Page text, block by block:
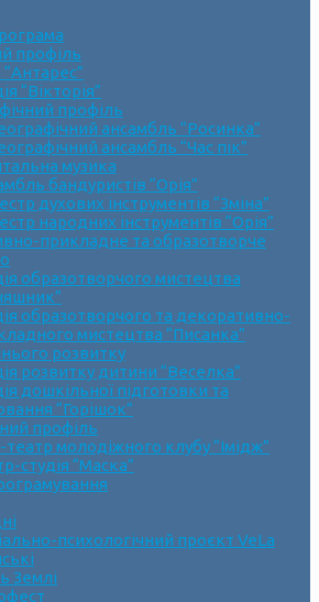
профіль
“Вікторія”
профіль
ансамбль “Росинка”
ансамбль “Час пік”
музика
бандуристів “Орія”
духових інструментів “Зміна”
народних інструментів “Орія”
прикладне та образотворче
образотворчого мистецтва
образотворчого та декоративно-
мистецтва “Писанка”
розвитку
розвитку дитини “Веселка”
дошкільної підготовки та
“Горішок”
профіль
молодіжного клубу “Імідж”
студія “Маска”
психологічний проєкт VeLa
Землі